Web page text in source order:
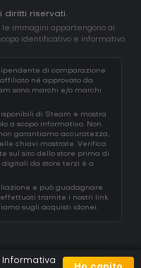
diritti riservati.
le immagini appartengono ai
identificativo e informativo.
di comparazione
né approvato da
sono marchi e/o marchi
di Steam e mostra
a scopo informativo. Non
garantiamo accuratezza,
chiavi mostrate. Verifica
sul sito dello store prima di
digitali da store terzi è a
e può guadagnare
tramite i nostri link.
sugli acquisti idonei.
Informativa